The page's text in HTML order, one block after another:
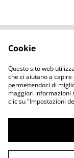
©2026
ELENA
cuciture
Cookie
Questo sito web
che ci aiutano a
permettendoci di
maggiori informazioni
clic su "Impostazioni